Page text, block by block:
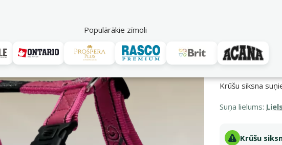
Populārākie zīmoli
Akciju piedāvājumi
Krūšu siksna
Suņa lielums:
Krūšu